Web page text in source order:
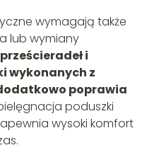
wymagają także
lub wymiany
i
wykonanych z
poprawia
poduszki
wysoki komfort